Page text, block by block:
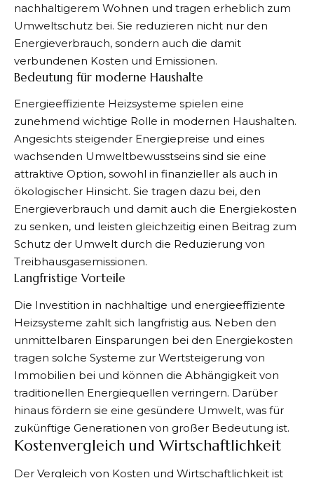
nachhaltigerem Wohnen und tragen erheblich zum
Umweltschutz bei. Sie reduzieren nicht nur den
Energieverbrauch, sondern auch die damit
verbundenen Kosten und Emissionen.
Bedeutung für moderne Haushalte
Energieeffiziente Heizsysteme spielen eine
zunehmend wichtige Rolle in modernen Haushalten.
Angesichts steigender Energiepreise und eines
wachsenden Umweltbewusstseins sind sie eine
attraktive Option, sowohl in finanzieller als auch in
ökologischer Hinsicht. Sie tragen dazu bei, den
Energieverbrauch und damit auch die Energiekosten
zu senken, und leisten gleichzeitig einen Beitrag zum
Schutz der Umwelt durch die Reduzierung von
Treibhausgasemissionen.
Langfristige Vorteile
Die Investition in nachhaltige und energieeffiziente
Heizsysteme zahlt sich langfristig aus. Neben den
unmittelbaren Einsparungen bei den Energiekosten
tragen solche Systeme zur Wertsteigerung von
Immobilien bei und können die Abhängigkeit von
traditionellen Energiequellen verringern. Darüber
hinaus fördern sie eine gesündere Umwelt, was für
zukünftige Generationen von großer Bedeutung ist.
Kostenvergleich und Wirtschaftlichkeit
Der Vergleich von Kosten und Wirtschaftlichkeit ist